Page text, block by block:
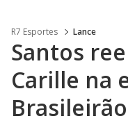
R7 Esportes Lance
Santos
Carille na